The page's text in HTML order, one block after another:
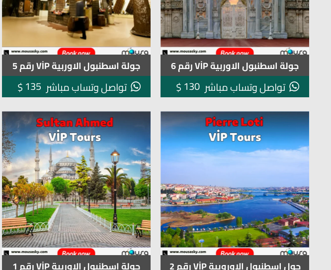
جولة اسطنبول الاوربية VİP رقم 6
تواصل وتساب مباشر $130
جولة اسطنبول الاوربية VİP رقم 5
تواصل وتساب مباشر $135
جول اسطنبول الاوروبية VİP رقم 2 جولة اسطنبول الاوربية VİP رقم 1